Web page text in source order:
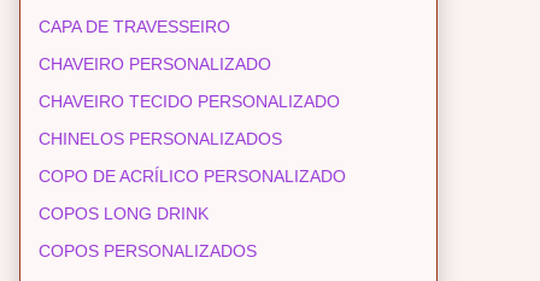
CAPA DE TRAVESSEIRO
CHAVEIRO PERSONALIZADO
CHAVEIRO TECIDO PERSONALIZADO
CHINELOS PERSONALIZADOS
COPO DE ACRÍLICO PERSONALIZADO
COPOS LONG DRINK
COPOS PERSONALIZADOS